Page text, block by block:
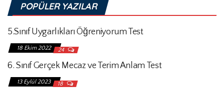
POPÜLER YAZILAR
5.Sınıf Uygarlıkları Öğreniyorum Test
18 Ekim 2022 24
6. Sınıf Gerçek Mecaz ve Terim Anlam Test
13 Eylül 2023 18